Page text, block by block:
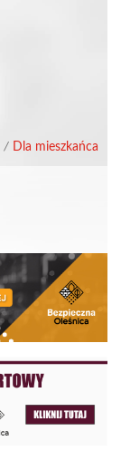
/ Dla mieszkańca